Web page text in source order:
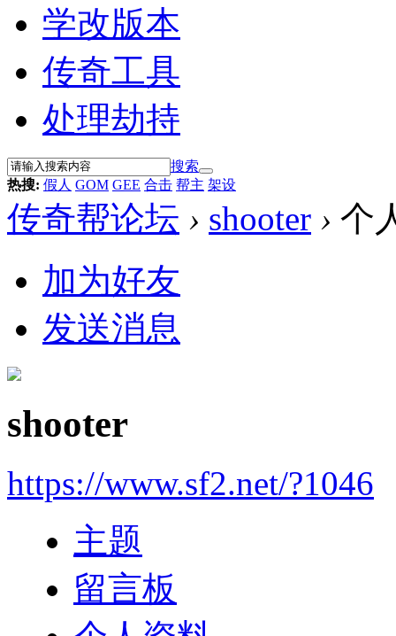
学改版本
传奇工具
处理劫持
搜索
热搜: 假人 GOM GEE 合击 帮主 架设
传奇帮论坛 › shooter › 个
加为好友
发送消息
shooter
https://www.sf2.net/?1046
主题
留言板